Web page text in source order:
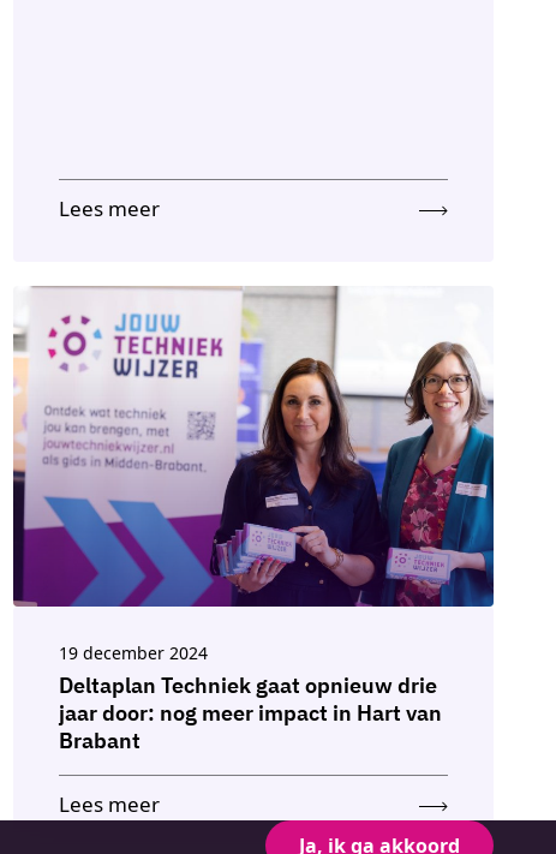
Ja, ik ga akkoord
Lees meer
Deltaplan Techniek gaat opnieuw drie
jaar door: nog meer impact in Hart van
Brabant
19 december 2024
Lees meer